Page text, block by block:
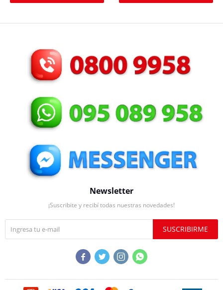
Newsletter
¡Suscribite y recibí todas nuestras novedades!
SUSCRIBIRME
   